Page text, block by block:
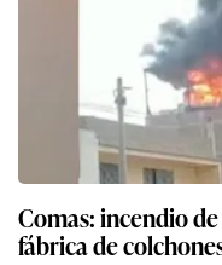
Comas: incendio
fábrica de